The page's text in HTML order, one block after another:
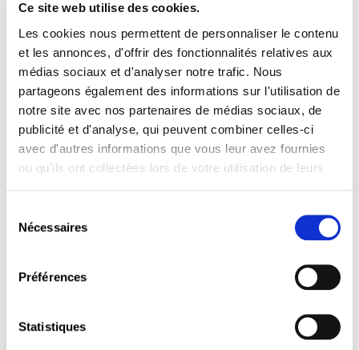
Ce site web utilise des cookies.
Les cookies nous permettent de personnaliser le contenu
et les annonces, d'offrir des fonctionnalités relatives aux
médias sociaux et d'analyser notre trafic. Nous
partageons également des informations sur l'utilisation de
notre site avec nos partenaires de médias sociaux, de
publicité et d'analyse, qui peuvent combiner celles-ci
avec d'autres informations que vous leur avez fournies
ou qu'ils ont collectées lors de votre utilisation de leurs
Nécessaires
Préférences
Statistiques
intègre ces références historiques dans son
travail. En outre, il fait preuve d’une approche
unique en collectionnant et en réinterprétant
parfois des œuvres à sa manière, ce qui
ajoute de la profondeur à son expression
artistique.
En tant qu’artiste contemporain, il franchit
également les frontières entre l’art moderne
et la culture de la rue, qu’il présente lors
d’expositions dans son pays et à l’étranger.